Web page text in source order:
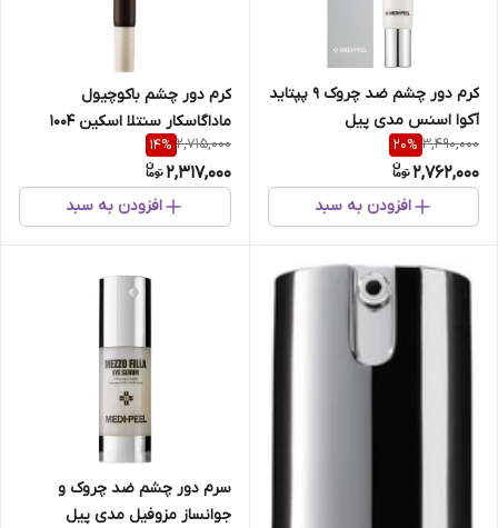
کرم دور چشم ضد چروک 9 پپتاید
آکوا اسنس مدی پیل
3,490,000
20%
2,762,000
افزودن به سبد
کرم دور چشم باکوچیول
ماداگاسکار سنتلا اسکین 1004
SKIN
2,715,000
14%
2,317,000
افزودن به سبد
سرم دور چشم ضد چروک و
جوانساز مزوفیل مدی پیل